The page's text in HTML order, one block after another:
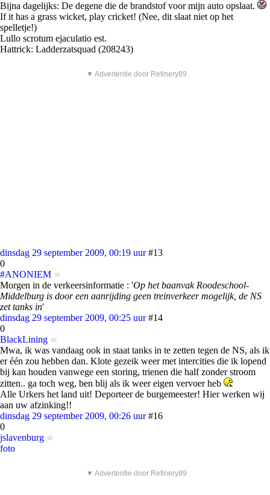
Bijna dagelijks: De degene die de brandstof voor mijn auto opslaat.
If it has a grass wicket, play cricket! (Nee, dit slaat niet op het
spelletje!)
Lullo scrotum ejaculatio est.
Hattrick: Ladderzatsquad (208243)
▼ Advertentie door Refinery89
dinsdag 29 september 2009, 00:19 uur #13
0
#ANONIEM
Morgen in de verkeersinformatie : 'Op het baanvak Roodeschool-
Middelburg is door een aanrijding geen treinverkeer mogelijk, de NS
zet tanks in'
dinsdag 29 september 2009, 00:25 uur #14
0
BlackLining
Mwa, ik was vandaag ook in staat tanks in te zetten tegen de NS, als ik
er één zou hebben dan. Klote gezeik weer met intercities die ik lopend
bij kan houden vanwege een storing, trienen die half zonder stroom
zitten.. ga toch weg, ben blij als ik weer eigen vervoer heb
Alle Urkers het land uit! Deporteer de burgemeester! Hier werken wij
aan uw afzinking!!
dinsdag 29 september 2009, 00:26 uur #16
0
jslavenburg
foto
▼ Advertentie door Refinery89